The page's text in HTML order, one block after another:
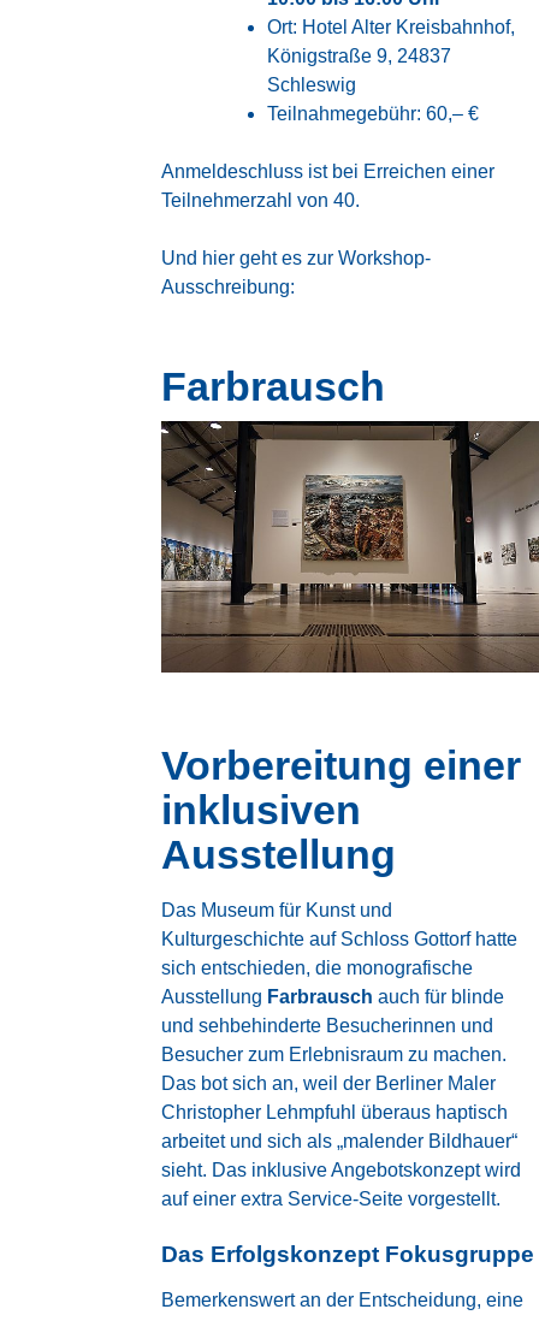
Ort: Hotel Alter Kreisbahnhof,
Königstraße 9, 24837
Schleswig
Teilnahmegebühr: 60,– €
Anmeldeschluss ist bei Erreichen einer
Teilnehmerzahl von 40.
Und hier geht es zurWorkshop-
Ausschreibung:
Farbrausch
Vorbereitung einer
inklusiven
Ausstellung
Das Museum für Kunst und
Kulturgeschichte auf Schloss Gottorf hatte
sich entschieden, die monografische
Ausstellung Farbrausch auch für blinde
und sehbehinderte Besucherinnen und
Besucher zum Erlebnisraum zu machen.
Das bot sich an, weil der Berliner Maler
Christopher Lehmpfuhl überaus haptisch
arbeitet und sich als „malender Bildhauer“
sieht. Das inklusive Angebotskonzept wird
auf einer extra Service-Seite vorgestellt.
Das Erfolgskonzept Fokusgruppe
Bemerkenswert an der Entscheidung, eine